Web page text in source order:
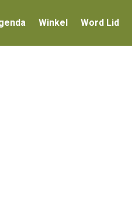
Winkel Word Lid